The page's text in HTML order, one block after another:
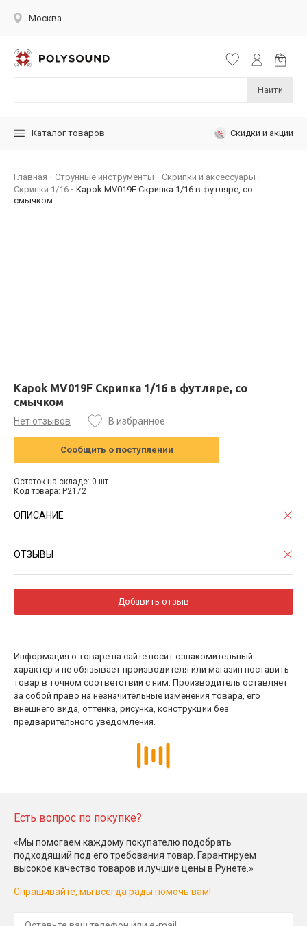
Москва
Найти
Каталог товаров Скидки и акции
Главная Струнные инструменты
Скрипки и аксессуары
Скрипки 1/16
Kapok MV019F Скрипка 1/16 в футляре, со
смычком
Kapok MV019F Скрипка 1/16 в футляре, со
смычком
Нет отзывов В избранное
Сообщить о поступлении
Остаток на складе: 0 шт.
Код товара: P2172
ОПИСАНИЕ
ОТЗЫВЫ
Добавить отзыв
Информация о товаре на сайте носит ознакомительный
характер и не обязывает производителя или магазин поставить
товар в точном соответствии с ним. Производитель оставляет
за собой право на незначительные изменения товара, его
внешнего вида, оттенка, рисунка, конструкции без
предварительного уведомления.
Есть вопрос по покупке?
«Мы помогаем каждому покупателю подобрать
подходящий под его требования товар. Гарантируем
высокое качество товаров и лучшие цены в Рунете.»
Спрашивайте, мы всегда рады помочь вам!